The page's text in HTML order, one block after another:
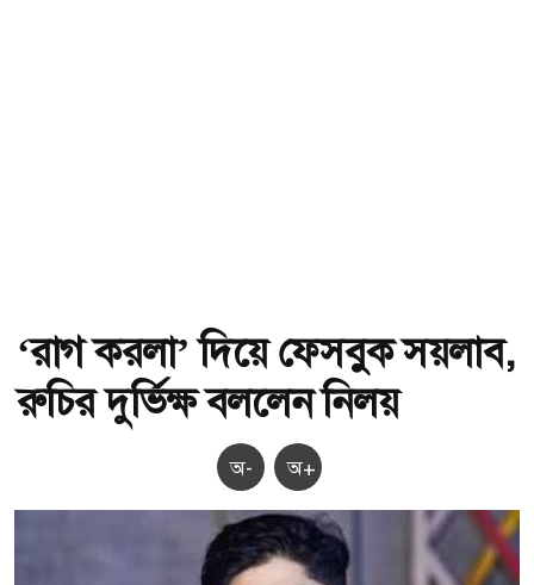
‘রাগ করলা’ দিয়ে ফেসবুক সয়লাব,
রুচির দুর্ভিক্ষ বললেন নিলয়
অ- অ+